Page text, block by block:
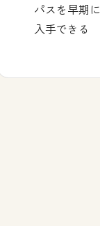
パスを早期に
入手できる